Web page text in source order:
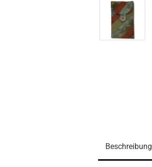
Beschreibung